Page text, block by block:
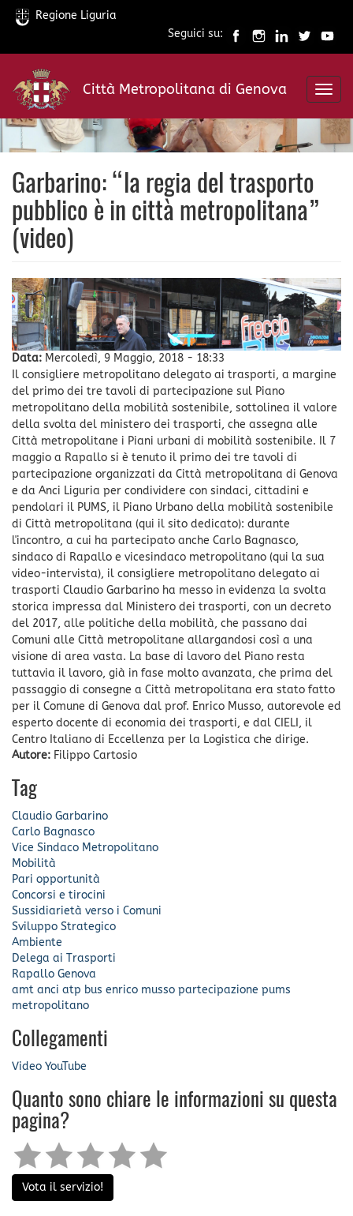
Salta
contenuto
principale
Regione Liguria
Seguici su:
Città Metropolitana di Genova
Garbarino: “la regia del trasporto
pubblico è in città metropolitana”
(video)
Data: Mercoledì, 9 Maggio, 2018 - 18:33
Il consigliere metropolitano delegato ai trasporti, a margine
del primo dei tre tavoli di partecipazione sul Piano
metropolitano della mobilità sostenibile, sottolinea il valore
della svolta del ministero dei trasporti, che assegna alle
Città metropolitane i Piani urbani di mobilità sostenibile. Il 7
maggio a Rapallo si è tenuto il primo dei tre tavoli di
partecipazione organizzati da Città metropolitana di Genova
e da Anci Liguria per condividere con sindaci, cittadini e
pendolari il PUMS, il Piano Urbano della mobilità sostenibile
di Città metropolitana (qui il sito dedicato): durante
l'incontro, a cui ha partecipato anche Carlo Bagnasco,
sindaco di Rapallo e vicesindaco metropolitano (qui la sua
video-intervista), il consigliere metropolitano delegato ai
trasporti Claudio Garbarino ha messo in evidenza la svolta
storica impressa dal Ministero dei trasporti, con un decreto
del 2017, alle politiche della mobilità, che passano dai
Comuni alle Città metropolitane allargandosi così a una
visione di area vasta. La base di lavoro del Piano resta
tuttavia il lavoro, già in fase molto avanzata, che prima del
passaggio di consegne a Città metropolitana era stato fatto
per il Comune di Genova dal prof. Enrico Musso, autorevole ed
esperto docente di economia dei trasporti, e dal CIELI, il
Centro Italiano di Eccellenza per la Logistica che dirige.
Autore: Filippo Cartosio
Tag
Claudio Garbarino
Carlo Bagnasco
Vice Sindaco Metropolitano
Mobilità
Pari opportunità
Concorsi e tirocini
Sussidiarietà verso i Comuni
Sviluppo Strategico
Ambiente
Delega ai Trasporti
Rapallo Genova
amt anci atp bus enrico musso partecipazione pums
metropolitano
Collegamenti
Video YouTube
Quanto sono chiare le informazioni su questa
pagina?
Vota il servizio!